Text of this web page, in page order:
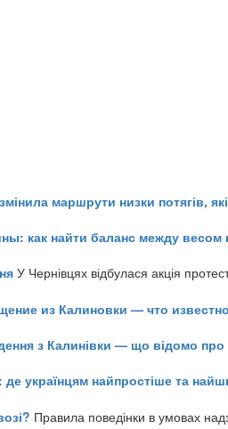
маршрути низки потягів,
как найти баланс между
У Чернівцях відбулася акція
из Калиновки — что
з Калинівки — що відомо про
де українцям найпростіше та
Правила поведінки в умовах